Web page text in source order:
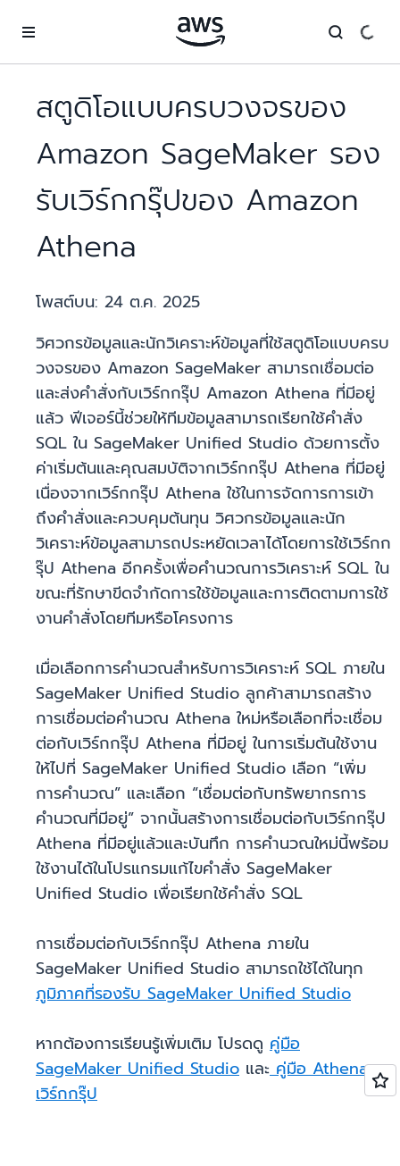
สตูดิโอแบบครบวงจรของ
Amazon SageMaker รอง
รับเวิร์กกรุ๊ปของ Amazon
Athena
โพสต์บน: 24 ต.ค. 2025
วิศวกรข้อมูลและนักวิเคราะห์ข้อมูลที่ใช้สตูดิโอแบบครบ
วงจรของ Amazon SageMaker สามารถเชื่อมต่อ
และส่งคำสั่งกับเวิร์กกรุ๊ป Amazon Athena ที่มีอยู่
แล้ว ฟีเจอร์นี้ช่วยให้ทีมข้อมูลสามารถเรียกใช้คำสั่ง
SQL ใน SageMaker Unified Studio ด้วยการตั้ง
ค่าเริ่มต้นและคุณสมบัติจากเวิร์กกรุ๊ป Athena ที่มีอยู่
เนื่องจากเวิร์กกรุ๊ป Athena ใช้ในการจัดการการเข้า
ถึงคำสั่งและควบคุมต้นทุน วิศวกรข้อมูลและนัก
วิเคราะห์ข้อมูลสามารถประหยัดเวลาได้โดยการใช้เวิร์กก
รุ๊ป Athena อีกครั้งเพื่อคำนวณการวิเคราะห์ SQL ใน
ขณะที่รักษาขีดจำกัดการใช้ข้อมูลและการติดตามการใช้
งานคำสั่งโดยทีมหรือโครงการ
เมื่อเลือกการคำนวณสำหรับการวิเคราะห์ SQL ภายใน
SageMaker Unified Studio ลูกค้าสามารถสร้าง
การเชื่อมต่อคำนวณ Athena ใหม่หรือเลือกที่จะเชื่อม
ต่อกับเวิร์กกรุ๊ป Athena ที่มีอยู่ ในการเริ่มต้นใช้งาน
ให้ไปที่ SageMaker Unified Studio เลือก “เพิ่ม
การคำนวณ” และเลือก “เชื่อมต่อกับทรัพยากรการ
คำนวณที่มีอยู่” จากนั้นสร้างการเชื่อมต่อกับเวิร์กกรุ๊ป
Athena ที่มีอยู่แล้วและบันทึก การคำนวณใหม่นี้พร้อม
ใช้งานได้ในโปรแกรมแก้ไขคำสั่ง SageMaker
Unified Studio เพื่อเรียกใช้คำสั่ง SQL
การเชื่อมต่อกับเวิร์กกรุ๊ป Athena ภายใน
SageMaker Unified Studio สามารถใช้ได้ในทุก
ภูมิภาคที่รองรับ SageMaker Unified Studio
หากต้องการเรียนรู้เพิ่มเติม โปรดดู คู่มือ
SageMaker Unified Studio และคู่มือ Athena
เวิร์กกรุ๊ป